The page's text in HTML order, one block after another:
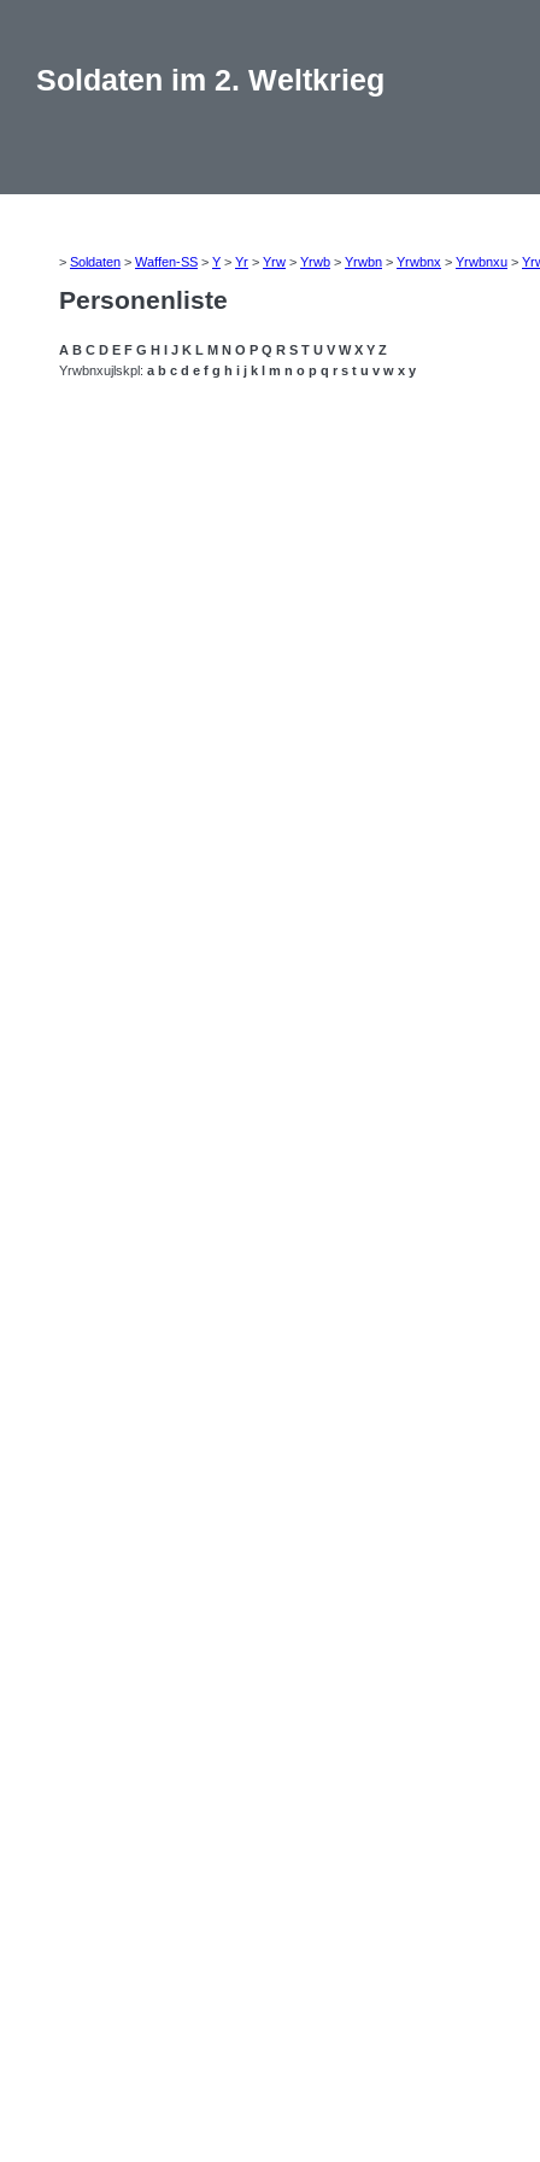
Soldaten im 2. Weltkrieg
> Soldaten > Waffen-SS > Y > Yr > Yrw > Yrwb > Yrwbn > Yrwbnx > Yrwbnxu >
Personenliste
A B C D E F G H I J K L M N O P Q R S T U V W X Y Z
Yrwbnxujlskpl: a b c d e f g h i j k l m n o p q r s t u v w x y